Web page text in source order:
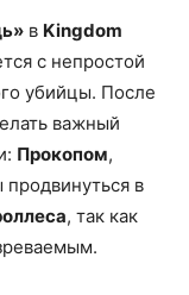
в Kingdom
с непростой
убийцы. После
важный
Прокопом,
продвинуться в
, так как